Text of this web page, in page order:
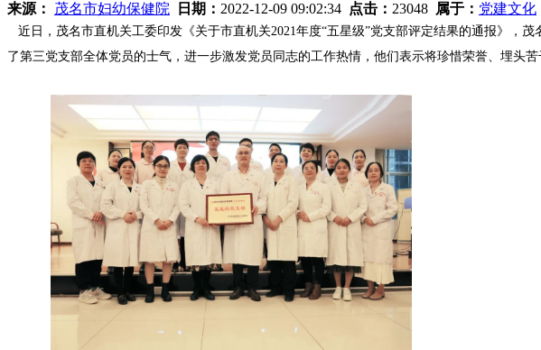
来源： 茂名市妇幼保健院 日期： 2022-12-09 09:02:34 点击： 23048 属于： 党建文化
近日，茂名市直机关工委印发《关于市直机关2021年度“五星级”党支部评定结果的通报》，
了第三党支部全体党员的士气，进一步激发党员同志的工作热情，他们表示将珍惜荣誉、埋头